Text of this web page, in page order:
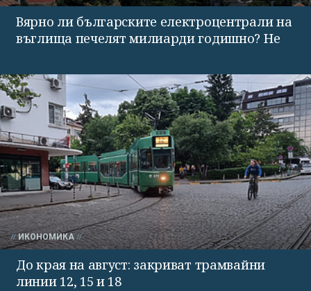
Вярно ли българските електроцентрали на
въглища печелят милиарди годишно? Не
ИКОНОМИКА
До края на август: закриват трамвайни
линии 12, 15 и 18